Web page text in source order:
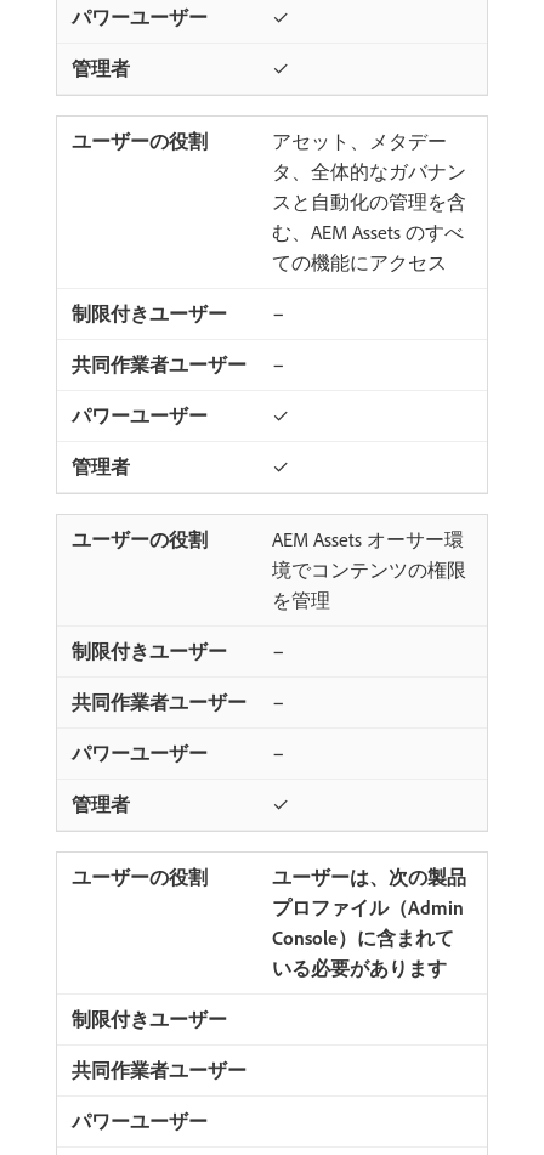
✓
✓
アセット、メタデー
タ、全体的なガバナン
スと自動化の管理を含
む、AEM Assets のすべ
ての機能にアクセス
−
−
✓
✓
AEM Assets オーサー環
境でコンテンツの権限
を管理
−
−
−
✓
ユーザーは、次の製品
プロファイル（Admin
Console）に含まれて
いる必要があります